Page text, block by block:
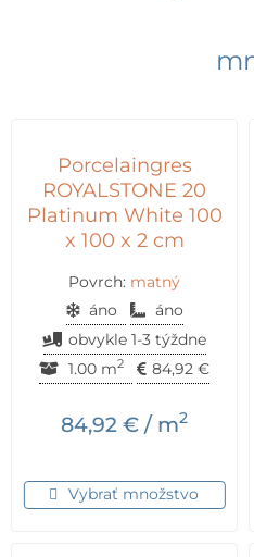
Porcelaingres
ROYALSTONE 20
Platinum White 100
x 100 x 2 cm
Povrch: matný
áno
áno
obvykle 1-3 týždne
1.00 m2 84,92 €
84,92 € / m2
Vybrať množstvo